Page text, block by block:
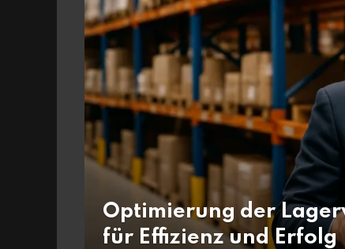
Optimierung der
für Effizienz und Erfolg